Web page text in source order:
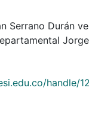
Serrano Durán
handle/